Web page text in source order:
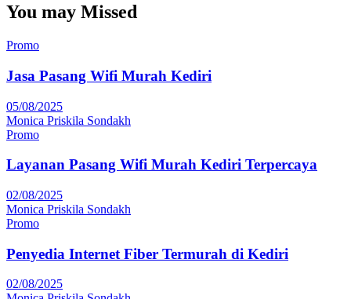
You may Missed
Promo
Jasa Pasang Wifi Murah Kediri
05/08/2025
Monica Priskila Sondakh
Promo
Layanan Pasang Wifi Murah Kediri Terpercaya
02/08/2025
Monica Priskila Sondakh
Promo
Penyedia Internet Fiber Termurah di Kediri
02/08/2025